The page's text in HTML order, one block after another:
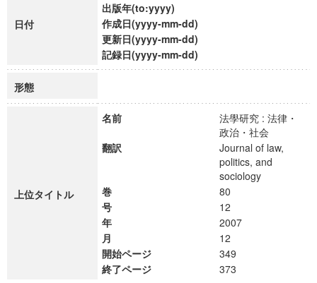
日付
出版年(to:yyyy)
作成日(yyyy-mm-dd)
更新日(yyyy-mm-dd)
記録日(yyyy-mm-dd)
形態
上位タイトル
名前
法學研究 : 法律・
政治・社会
翻訳
Journal of law,
politics, and
sociology
巻
80
号
12
年
2007
月
12
開始ページ
349
終了ページ
373